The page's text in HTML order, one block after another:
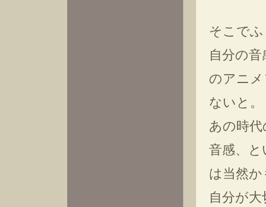
そこで
自分の
のアニ
ないと。
あの時
音感、
は当然
自分が